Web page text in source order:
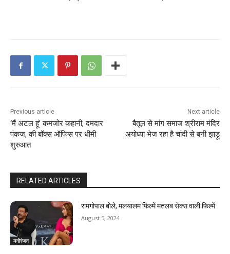
Previous article
‘मैं अटल हूं’ कमजोर कहानी, दमदार
पंकज, की बॉक्स ऑफिस पर धीमी
शुरुआत
Next article
बैतूल से मांग समाज श्रीराम मंदिर
अयोध्‍या भेज रहा है चांदी से बनी झाड़ू
RELATED ARTICLES
मनोरंजन
रामगोपाल बोले, मलयालम फिल्में मतलब सेक्स वाली फिल्में
August 5, 2024